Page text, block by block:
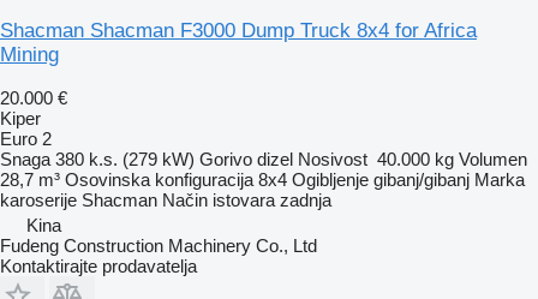
Shacman Shacman F3000 Dump Truck 8x4 for Africa
Mining
20.000 €
Kiper
Euro 2
Snaga 380 k.s. (279 kW) Gorivo dizel Nosivost 40.000 kg Volumen
28,7 m³ Osovinska konfiguracija 8x4 Ogibljenje gibanj/gibanj Marka
karoserije Shacman Način istovara zadnja
Kina
Fudeng Construction Machinery Co., Ltd
Kontaktirajte prodavatelja